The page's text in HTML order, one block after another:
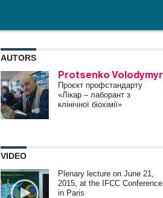
AUTORS
Protsenko Volodymyr
Проєкт профстандарту
«Лікар – лаборант з
клінічної біохімії»
VIDEO
Plenary lecture on June 21,
2015, at the IFCC Conference
in Paris